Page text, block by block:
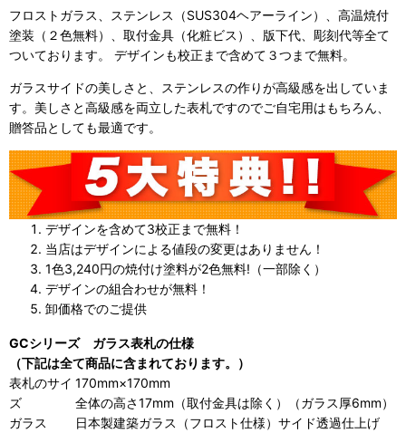
フロストガラス、ステンレス（SUS304ヘアーライン）、 高温焼付
塗装（２色無料）
、取付金具（化粧ビス）、版下代、彫刻代等全て
ついております。 デザインも校正まで含めて３つまで無料。
ガラスサイドの美しさと、ステンレスの作りが高級感を出していま
す。美しさと高級感を両立した表札ですのでご自宅用はもちろん、
贈答品としても最適です。
デザインを含めて3校正まで無料！
当店はデザインによる値段の変更はありません！
1色3,240円の焼付け塗料が2色無料!（一部除く）
デザインの組合わせが無料！
卸価格でのご提供
GCシリーズ ガラス表札の仕様
（下記は全て商品に含まれております。）
表札のサイ
ズ
170mm×170mm
全体の高さ17mm（取付金具は除く）（ガラス厚6mm）
ガラス
日本製建築ガラス（フロスト仕様） サイド透過仕上げ